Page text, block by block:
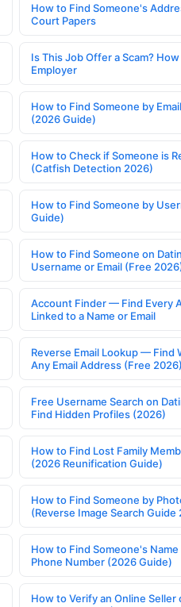
How to Find Someone's
Court Papers
Is This Job Offer a Scam?
Employer
How to Find Someone by
(2026 Guide)
How to Check if Someone is
(Catfish Detection 2026)
How to Find Someone by
Guide)
How to Find Someone on
Username or Email (Free
Account Finder — Find Every
Linked to a Name or Email
Reverse Email Lookup — Find
Any Email Address (Free 2026)
Free Username Search on
Find Hidden Profiles (2026)
How to Find Lost Family
(2026 Reunification Guide)
How to Find Someone by
(Reverse Image Search Guide
How to Find Someone's Name
Phone Number (2026 Guide)
How to Verify an Online Seller